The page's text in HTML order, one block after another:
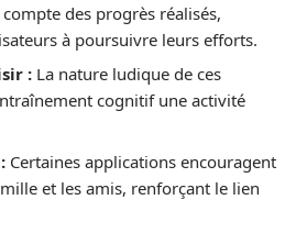
des progrès réalisés,
à poursuivre leurs efforts.
: La nature ludique de ces
cognitif une activité
Certaines applications encouragent
et les amis, renforçant le lien